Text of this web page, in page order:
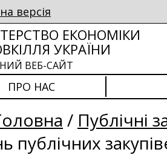
версія
ЕКОНОМІКИ
УКРАЇНИ
ВЕБ-САЙТ
ПРО НАС
/ Публічні
публічних